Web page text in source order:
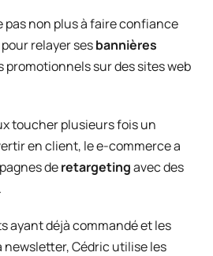
pas non plus à faire confiance
pour relayer sesbannières
promotionnels sur des sites web
toucher plusieurs fois un
en client, le e-commerce a
deretargetingavec des
ayant déjà commandé et les
newsletter, Cédric utilise les